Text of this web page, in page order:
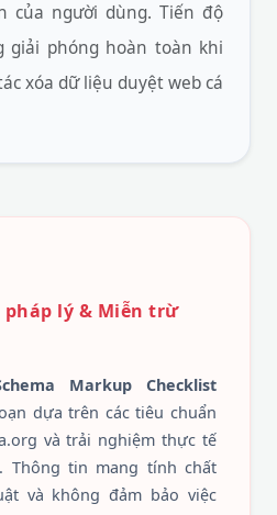
của người dùng. Tiến độ
giải phóng hoàn toàn khi
xóa dữ liệu duyệt web cá
lý & Miễn trừ
Markup Checklist
dựa trên các tiêu chuẩn
và trải nghiệm thực tế
Thông tin mang tính chất
và không đảm bảo việc